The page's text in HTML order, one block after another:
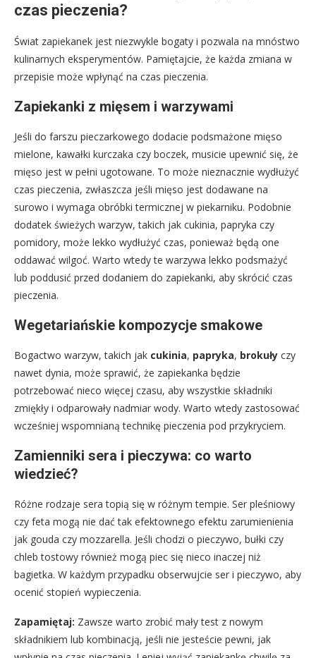
czas pieczenia?
Świat zapiekanek jest niezwykle bogaty i pozwala na mnóstwo
kulinarnych eksperymentów. Pamiętajcie, że każda zmiana w
przepisie może wpłynąć na czas pieczenia.
Zapiekanki z mięsem i warzywami
Jeśli do farszu pieczarkowego dodacie podsmażone mięso
mielone, kawałki kurczaka czy boczek, musicie upewnić się, że
mięso jest w pełni ugotowane. To może nieznacznie wydłużyć
czas pieczenia, zwłaszcza jeśli mięso jest dodawane na
surowo i wymaga obróbki termicznej w piekarniku. Podobnie
dodatek świeżych warzyw, takich jak cukinia, papryka czy
pomidory, może lekko wydłużyć czas, ponieważ będą one
oddawać wilgoć. Warto wtedy te warzywa lekko podsmażyć
lub poddusić przed dodaniem do zapiekanki, aby skrócić czas
pieczenia.
Wegetariańskie kompozycje smakowe
Bogactwo warzyw, takich jak cukinia, papryka, brokuły czy
nawet dynia, może sprawić, że zapiekanka będzie
potrzebować nieco więcej czasu, aby wszystkie składniki
zmiękły i odparowały nadmiar wody. Warto wtedy zastosować
wcześniej wspomnianą technikę pieczenia pod przykryciem.
Zamienniki sera i pieczywa: co warto
wiedzieć?
Różne rodzaje sera topią się w różnym tempie. Ser pleśniowy
czy feta mogą nie dać tak efektownego efektu zarumienienia
jak gouda czy mozzarella. Jeśli chodzi o pieczywo, bułki czy
chleb tostowy również mogą piec się nieco inaczej niż
bagietka. W każdym przypadku obserwujcie ser i pieczywo, aby
ocenić stopień wypieczenia.
Zapamiętaj: Zawsze warto zrobić mały test z nowym
składnikiem lub kombinacją, jeśli nie jesteście pewni, jak